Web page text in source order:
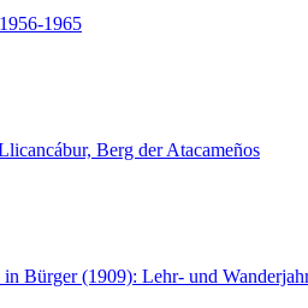
1965
Berg der Atacameños
Bürger (1909): Lehr- und